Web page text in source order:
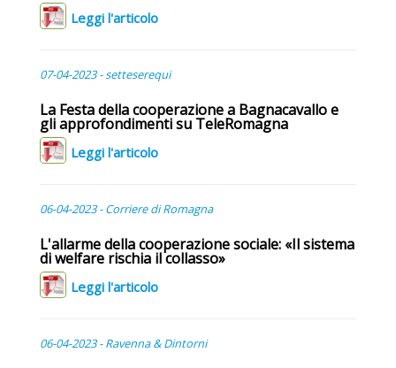
Leggi l'articolo
07-04-2023 - setteserequi
La Festa della cooperazione a Bagnacavallo e
gli approfondimenti su TeleRomagna
Leggi l'articolo
06-04-2023 - Corriere di Romagna
L'allarme della cooperazione sociale: «Il sistema
di welfare rischia il collasso»
Leggi l'articolo
06-04-2023 - Ravenna & Dintorni